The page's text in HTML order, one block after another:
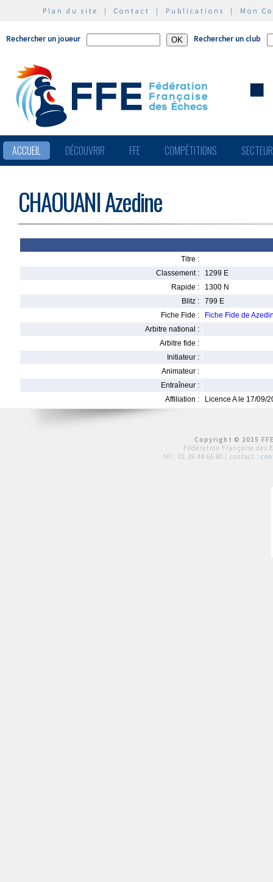
Plan du site | Contact | Publications | Mon
Rechercher un joueur Rechercher un club
ACCUEIL DÉCOUVRIR FFE COMPÉTITIONS
CHAOUANI Azedine
Titre :
Classement :
1299 E
Rapide :
1300 N
Blitz :
799 E
Fiche Fide :
Fiche Fide de
Arbitre national :
Arbitre fide :
Initiateur :
Animateur :
Entraîneur :
Affiliation :
Licence A le 17/09/
Copyright © 2015
Fédération Française des
tél : 01 39 44 65 80 | contact :